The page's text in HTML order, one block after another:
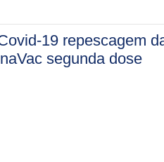
19 repescagem
segunda dose